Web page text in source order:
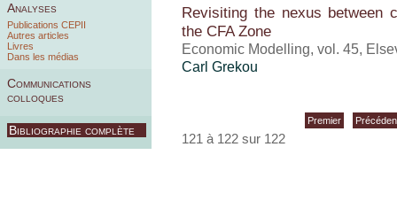
Analyses
Publications CEPII
Autres articles
Livres
Dans les médias
Communications
colloques
Bibliographie complète
Revisiting the nexus between
the CFA Zone
Economic Modelling, vol. 45,
Carl Grekou
Premier
121 à 122 sur 122